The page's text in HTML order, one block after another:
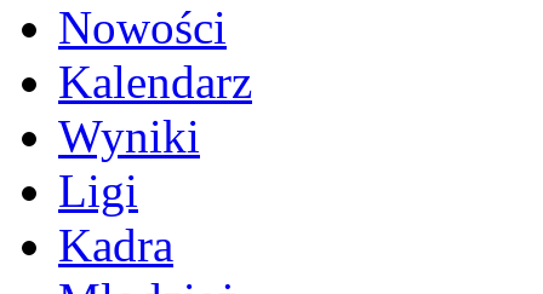
Nowości
Kalendarz
Wyniki
Ligi
Kadra